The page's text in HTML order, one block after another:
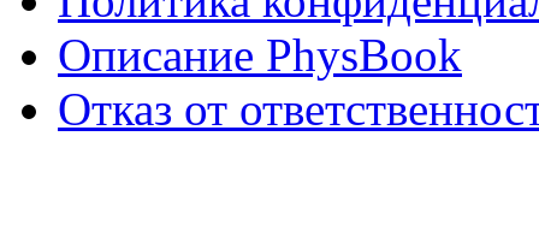
Описание PhysBook
Отказ от